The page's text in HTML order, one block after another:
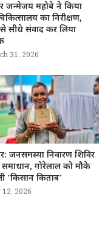
जन्मेजय महोबे ने किया
का निरीक्षण,
सीधे संवाद कर लिया
31, 2026
जनसमस्या निवारण शिविर
गोरेलाल को मौके
‘किसान किताब’
2026